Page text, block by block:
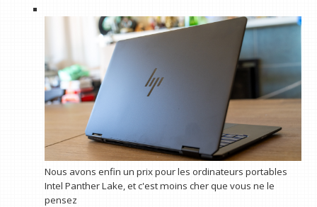
Nous avons enfin un prix pour les ordinateurs portables
Intel Panther Lake, et c'est moins cher que vous ne le
pensez